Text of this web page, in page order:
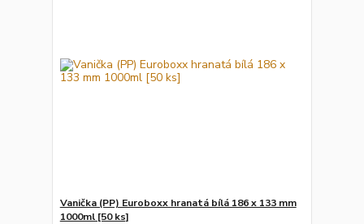
Vanička (PP) Euroboxx hranatá bílá 186 x 133 mm
1000ml [50 ks]